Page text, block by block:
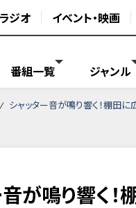
ラジオ イベント・映画
番組一覧 ジャンル
シャッター音が鳴り響く！棚田
音が鳴り響く